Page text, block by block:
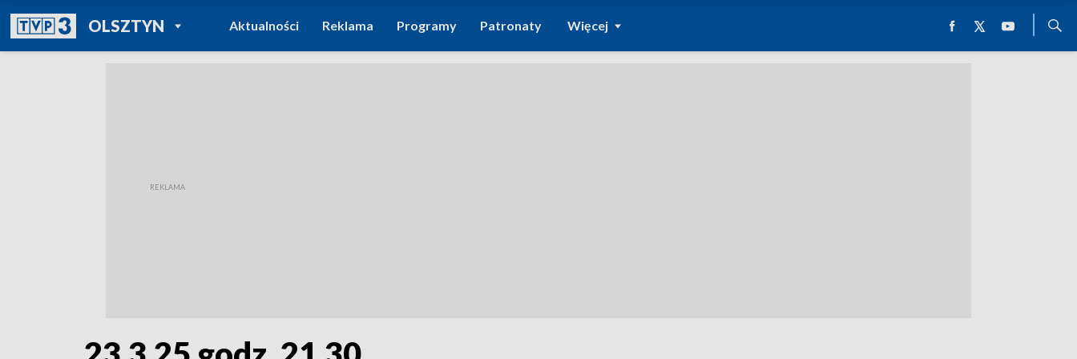
OLSZTYNPOWRÓT DO
TVP REGIONY
Aktualności Reklama Programy Patronaty Więcej